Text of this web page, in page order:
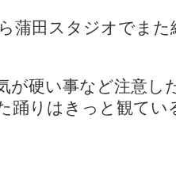
蒲田スタジオでま
が硬い事など注意し
踊りはきっと観てい